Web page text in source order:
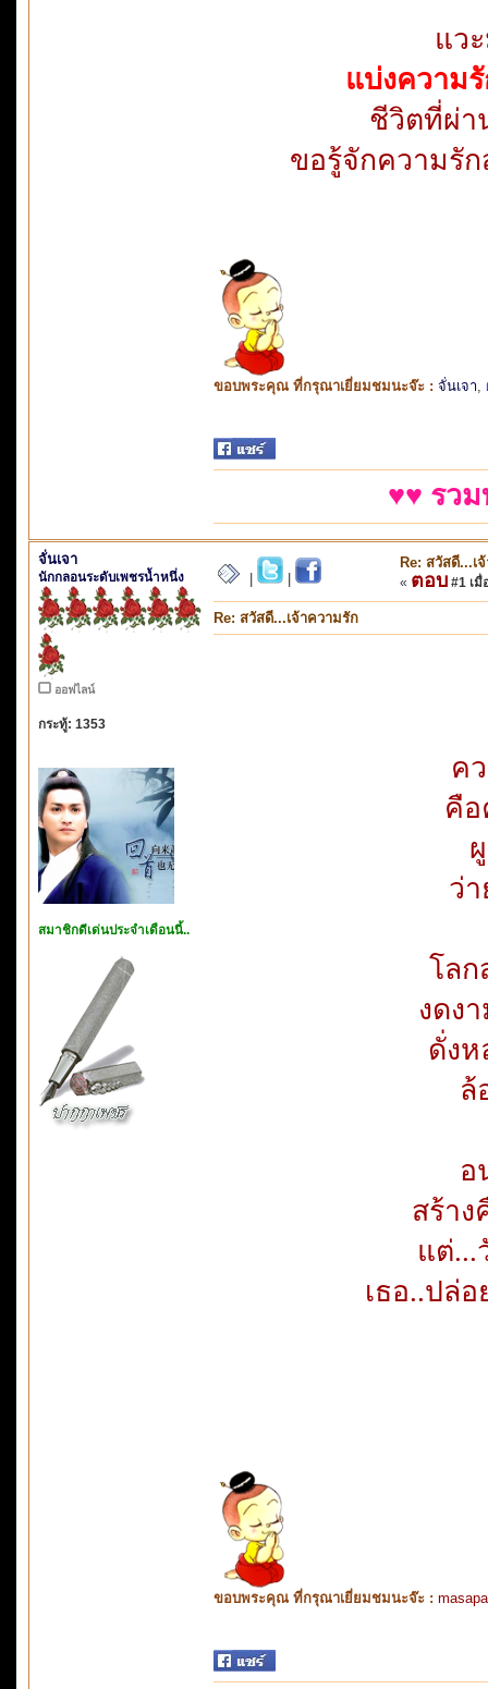
แว
แบ่งความ
ชีวิตที่ผ่า
ขอรู้จักความรั
ขอบพระคุณ ที่กรุณาเยี่ยมชมนะจ๊ะ : จั่นเจา
♥♥ รว
จั่นเจา
นักกลอนระดับเพชรน้ำหนึ่ง
ออฟไลน์
กระทู้: 1353
สมาชิกดีเด่นประจำเดือนนี้..
Re: สวัสดี...เ
« ตอบ #1 เมื่
Re: สวัสดี...เจ้าความรัก
ค
คือ
ว่
โลก
งดง
ดั่งห
ล้
อ
สร้า
แต่
เธอ..ปล่
ขอบพระคุณ ที่กรุณาเยี่ยมชมนะจ๊ะ :